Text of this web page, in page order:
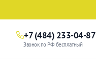
+7 (484) 233-04-87
Звонок по РФ бесплатный